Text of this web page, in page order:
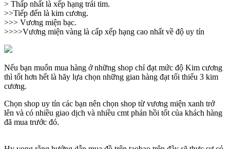
> Thấp nhất là xếp hạng trái tim.
>>Tiếp đến là kim cương.
>>> Vương miện bạc.
>>>>Vương miện vàng là cấp xếp hạng cao nhất về độ uy tín
Nếu bạn muốn mua hàng ở những shop chỉ đạt mức độ Kim cương
thì tốt hơn hết là hãy lựa chọn những gian hàng đạt tối thiểu 3 kim
cương.
Chọn shop uy tín các bạn nên chọn shop từ vương miện xanh trở
lên và có nhiều giao dịch và nhiều cmt phản hồi tốt của khách hàng
đã mua trước đó.